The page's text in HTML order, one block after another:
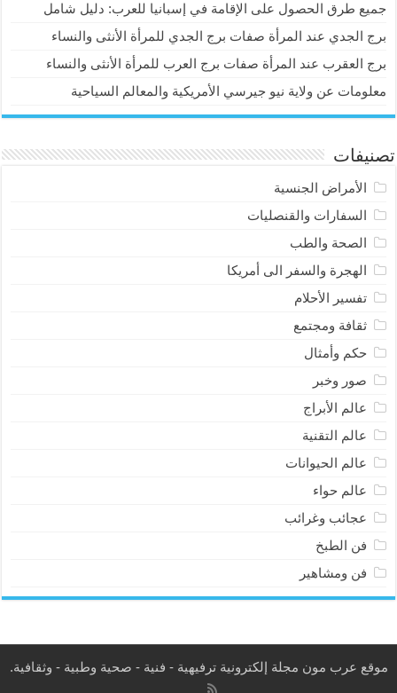
جميع طرق الحصول على الإقامة في إسبانيا للعرب: دليل شامل
برج الجدي عند المرأة صفات برج الجدي للمرأة الأنثى والنساء
برج العقرب عند المرأة صفات برج العرب للمرأة الأنثى والنساء
معلومات عن ولاية نيو جيرسي الأمريكية والمعالم السياحية
تصنيفات
الأمراض الجنسية
السفارات والقنصليات
الصحة والطب
الهجرة والسفر الى أمريكا
تفسير الأحلام
ثقافة ومجتمع
حكم وأمثال
صور وخبر
عالم الأبراج
عالم التقنية
عالم الحيوانات
عالم حواء
عجائب وغرائب
فن الطبخ
فن ومشاهير
موقع عرب مون مجلة إلكترونية ترفيهية - فنية - صحية وطبية - وثقافية.